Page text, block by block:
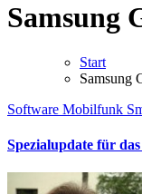
Samsung
Start
Samsung
Software Mobilfunk
Spezialupdate für